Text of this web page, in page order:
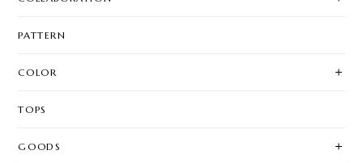
PATTERN
COLOR
TOPS
GOODS